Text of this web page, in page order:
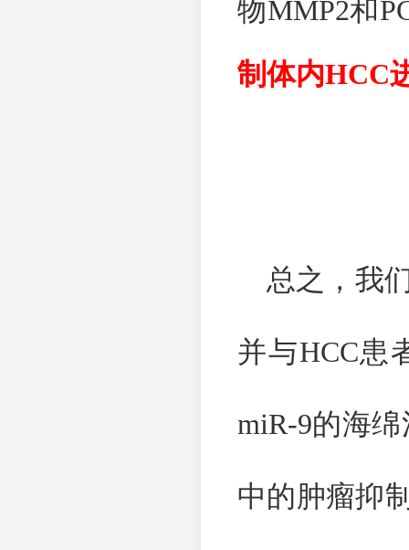
物MMP2和
制体内HCC
总之，我
并与HCC患
miR-9的海
中的肿瘤抑